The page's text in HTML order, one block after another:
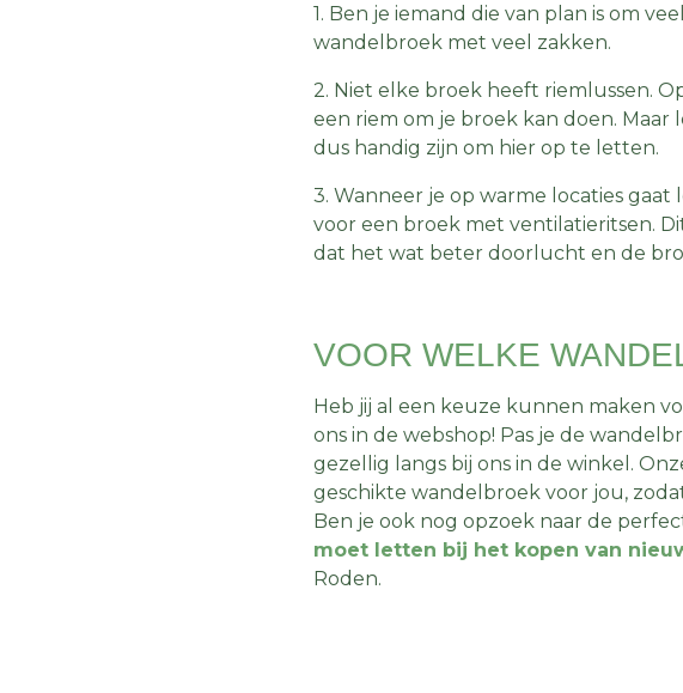
1. Ben je iemand die van plan is om
wandelbroek met veel zakken.
2. Niet elke broek heeft riemlussen.
een riem om je broek kan doen.
dus handig zijn om hier op te letten.
3. Wanneer je op warme locaties
voor een broek met ventilatieritsen.
dat het wat beter doorlucht en de
VOOR WELKE
Heb jij al een keuze kunnen maken
ons in de webshop! Pas je de
gezellig langs bij ons in de winkel.
geschikte wandelbroek voor jou,
Ben je ook nog opzoek naar de
moet letten bij het kopen van
Roden.